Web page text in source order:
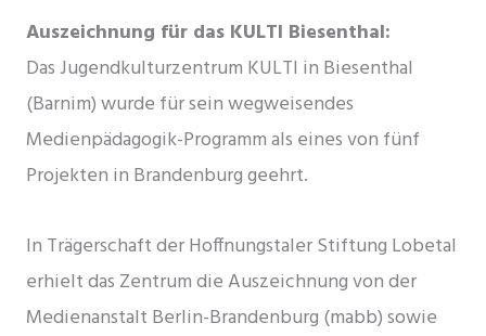
Auszeichnung für das KULTI Biesenthal:
Das Jugendkulturzentrum KULTI in Biesenthal
(Barnim) wurde für sein wegweisendes
Medienpädagogik-Programm als eines von fünf
Projekten in Brandenburg geehrt.
In Trägerschaft der Hoffnungstaler Stiftung Lobetal
erhielt das Zentrum die Auszeichnung von der
Medienanstalt Berlin-Brandenburg (mabb) sowie